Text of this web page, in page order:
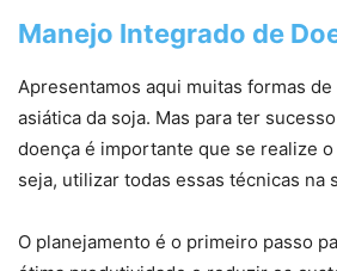
Manejo Integrado de
Apresentamos aqui muitas formas
asiática da soja. Mas para ter
doença é importante que se realize
seja, utilizar todas essas técnicas na
O planejamento é o primeiro passo